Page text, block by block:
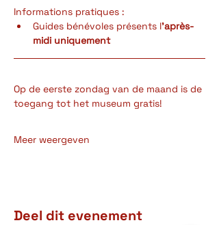
Informations pratiques :
Guides bénévoles présents l'après-
midi uniquement
Op de eerste zondag van de maand is de
toegang tot het museum gratis!
Meer weergeven
Deel dit evenement